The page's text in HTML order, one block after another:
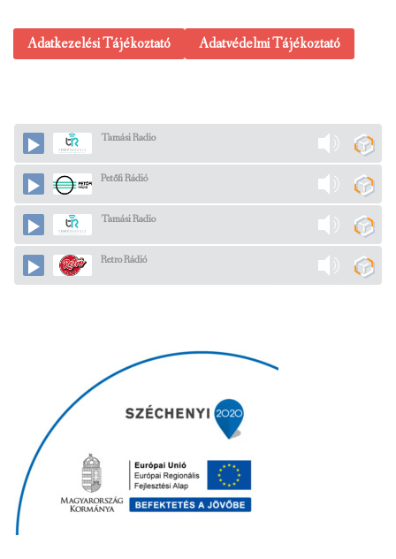
Adatkezelési Tájékoztató Adatvédelmi Tájékoztató
Tamási Radio
Petőfi Rádió
Tamási Radio
Retro Rádió